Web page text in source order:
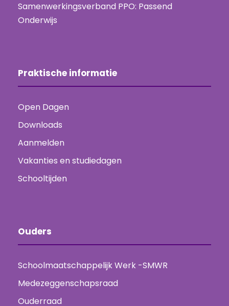
Samenwerkingsverband PPO: Passend
Onderwijs
Praktische informatie
Open Dagen
Downloads
Aanmelden
Vakanties en studiedagen
Schooltijden
Ouders
Schoolmaatschappelijk Werk -SMWR
Medezeggenschapsraad
Ouderraad